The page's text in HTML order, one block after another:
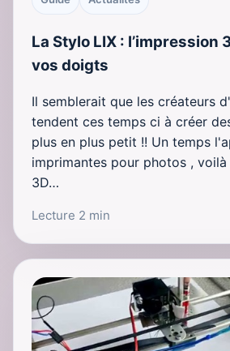
La Stylo LIX : l’impression
vos doigts
Il semblerait que les créateurs
tendent ces temps ci à créer
plus en plus petit !! Un temps
imprimantes pour photos ,
3D…
Lecture 2 min